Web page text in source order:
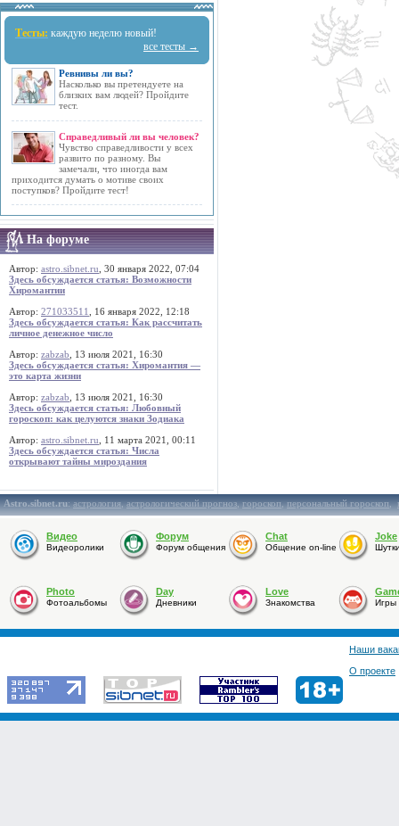
Тесты: каждую неделю новый!
все тесты →
Ревнивы ли вы?
Насколько вы претендуете на
близких вам людей? Пройдите
тест.
Справедливый ли вы человек?
Чувство справедливости у всех
развито по разному. Вы
замечали, что иногда вам
приходится думать о мотиве своих
поступков? Пройдите тест!
На форуме
Автор: astro.sibnet.ru , 30 января 2022, 07:04
Здесь обсуждается статья: Возможности
Хиромантии
Автор: 271033511
, 16 января 2022, 12:18
Здесь обсуждается статья: Как рассчитать
личное денежное число
Автор: zabzab , 13 июля 2021, 16:30
Здесь обсуждается статья: Хиромантия —
это карта жизни
Автор: zabzab , 13 июля 2021, 16:30
Здесь обсуждается статья: Любовный
гороскоп: как целуются знаки Зодиака
Автор: astro.sibnet.ru , 11 марта 2021, 00:11
Здесь обсуждается статья: Числа
открывают тайны мироздания
Astro.sibnet.ru:астрология,астрологический прогноз,гороскоп,персональный гороскоп,
Видео
Видеоролики
Форум
Форум общения
Chat
Общение on-line
Joke
Photo
Фотоальбомы
Day
Дневники
Love
Знакомства Игры
Наши
О проекте